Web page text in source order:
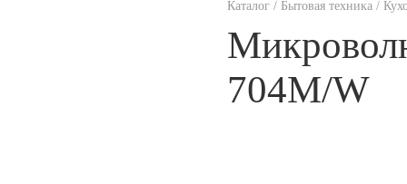
Каталог / Бытовая техника /
704M/W